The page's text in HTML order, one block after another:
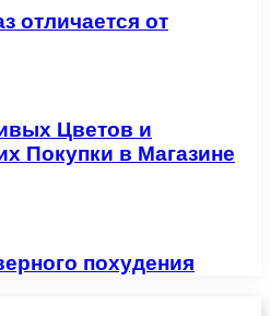
отличается от
Цветов и
Покупки в Магазине
похудения